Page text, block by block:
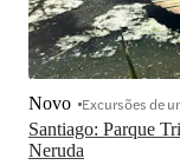
Santiago: Parque
Neruda
Novo Excursões de